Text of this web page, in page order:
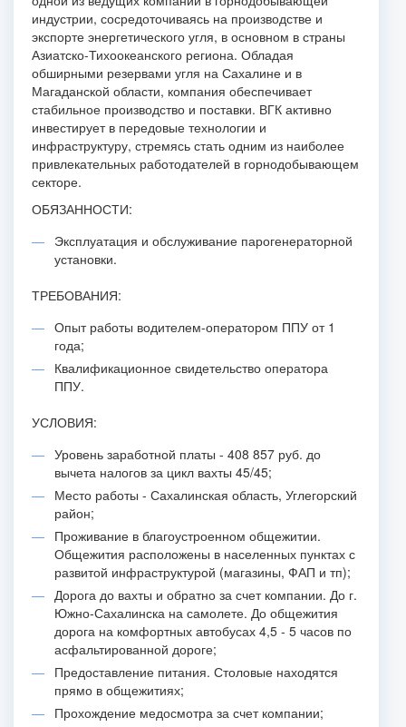
индустрии, сосредоточиваясь на производстве и
экспорте энергетического угля, в основном в страны
Азиатско-Тихоокеанского региона. Обладая
обширными резервами угля на Сахалине и в
Магаданской области, компания обеспечивает
стабильное производство и поставки. ВГК активно
инвестирует в передовые технологии и
инфраструктуру, стремясь стать одним из наиболее
привлекательных работодателей в горнодобывающем
секторе.
ОБЯЗАННОСТИ:
Эксплуатация и обслуживание парогенераторной
установки.
ТРЕБОВАНИЯ:
Опыт работы водителем-оператором ППУ от 1
года;
Квалификационное свидетельство оператора
ППУ.
УСЛОВИЯ:
Уровень заработной платы - 408 857 руб. до
вычета налогов за цикл вахты 45/45;
Место работы - Сахалинская область, Углегорский
район;
Проживание в благоустроенном общежитии.
Общежития расположены в населенных пунктах с
развитой инфраструктурой (магазины, ФАП и тп);
Дорога до вахты и обратно за счет компании. До г.
Южно-Сахалинска на самолете. До общежития
дорога на комфортных автобусах 4,5 - 5 часов по
асфальтированной дороге;
Предоставление питания. Столовые находятся
прямо в общежитиях;
Прохождение медосмотра за счет компании;